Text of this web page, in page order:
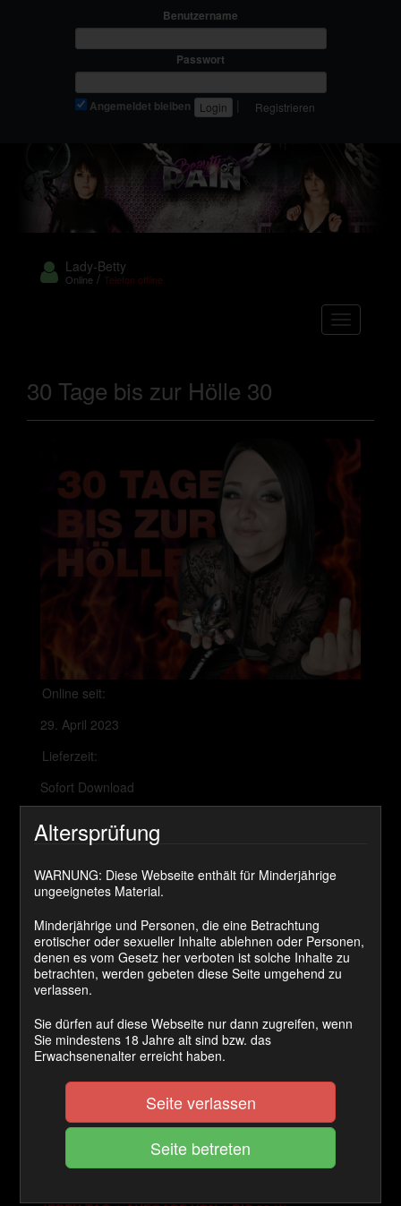
Benutzername
Passwort
Angemeldet bleiben Registrieren
Lady-Betty
Online /Telefon offline
30 Tage bis zur Hölle 30
Online seit:
29. April 2023
Lieferzeit:
Sofort Download
666 Coins
Cashback Ø:
JETZT KAUFEN
Bist du bereit für die Herrin diese Challenge zu starten.
Bist du mutig genug dich jeden Tag einer anderen
Aufgabe zu stellen?
Im voraus sollte dir eins klar sein. Diese Challenge hat
die Lady sehr viel Zeit gekostet ich habe mir sehr viele
Gedanken gemacht wie ich dich am besten auf die Hölle
vorbereiten kann.
Und es wäre sehr schade wenn du diese Sache nicht
Altersprüfung
WARNUNG: Diese Webseite enthält für Minderjährige
ungeeignetes Material.
Minderjährige und Personen, die eine Betrachtung
erotischer oder sexueller Inhalte ablehnen oder Personen,
denen es vom Gesetz her verboten ist solche Inhalte zu
betrachten, werden gebeten diese Seite umgehend zu
verlassen.
Sie dürfen auf diese Webseite nur dann zugreifen, wenn
Sie mindestens 18 Jahre alt sind bzw. das
Erwachsenenalter erreicht haben.
Seite verlassen